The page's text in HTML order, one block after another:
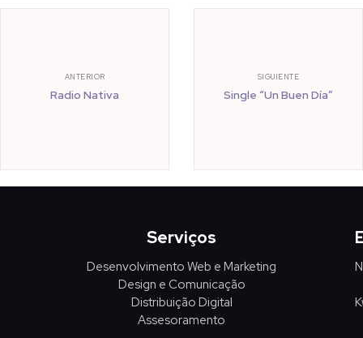
ANTERIOR
Radio Nativa
SIGUIENTE
Single “Un Buen Día”
Serviços
Desenvolvimento Web e Marketing
Design e Comunicação
Distribuição Digital
Assesoramento